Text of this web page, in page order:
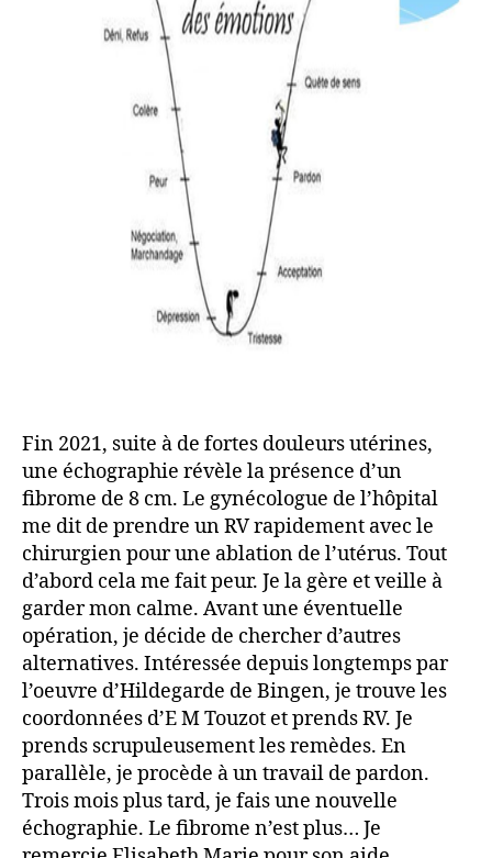
Fin 2021, suite à de fortes douleurs utérines,
une échographie révèle la présence d’un
fibrome de 8 cm. Le gynécologue de l’hôpital
me dit de prendre un RV rapidement avec le
chirurgien pour une ablation de l’utérus. Tout
d’abord cela me fait peur. Je la gère et veille à
garder mon calme. Avant une éventuelle
opération, je décide de chercher d’autres
alternatives. Intéressée depuis longtemps par
l’oeuvre d’Hildegarde de Bingen, je trouve les
coordonnées d’E M Touzot et prends RV. Je
prends scrupuleusement les remèdes. En
parallèle, je procède à un travail de pardon.
Trois mois plus tard, je fais une nouvelle
échographie. Le fibrome n’est plus… Je